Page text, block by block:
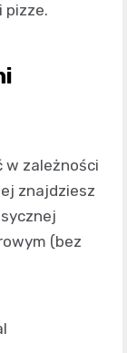
pizze.
w zależności
znajdziesz
(bez